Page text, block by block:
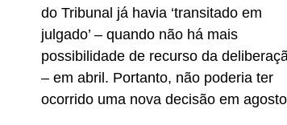
do Tribunal já havia ‘transitado em
julgado’ – quando não há mais
possibilidade de recurso da
– em abril. Portanto, não poderia ter
ocorrido uma nova decisão em